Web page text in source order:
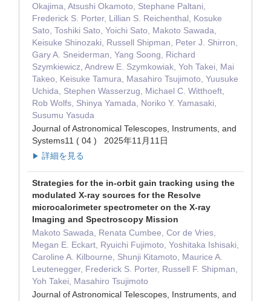
Okajima, Atsushi Okamoto, Stephane Paltani,
Frederick S. Porter, Lillian S. Reichenthal, Kosuke
Sato, Toshiki Sato, Yoichi Sato, Makoto Sawada,
Keisuke Shinozaki, Russell Shipman, Peter J. Shirron,
Gary A. Sneiderman, Yang Soong, Richard
Szymkiewicz, Andrew E. Szymkowiak, Yoh Takei, Mai
Takeo, Keisuke Tamura, Masahiro Tsujimoto, Yuusuke
Uchida, Stephen Wasserzug, Michael C. Witthoeft,
Rob Wolfs, Shinya Yamada, Noriko Y. Yamasaki,
Susumu Yasuda
Journal of Astronomical Telescopes, Instruments, and
Systems11 ( 04 ) 2025年11月11日
▶ 詳細を見る
Strategies for the in-orbit gain tracking using the
modulated X-ray sources for the Resolve
microcalorimeter spectrometer on the X-ray
Imaging and Spectroscopy Mission
Makoto Sawada, Renata Cumbee, Cor de Vries,
Megan E. Eckart, Ryuichi Fujimoto, Yoshitaka Ishisaki,
Caroline A. Kilbourne, Shunji Kitamoto, Maurice A.
Leutenegger, Frederick S. Porter, Russell F. Shipman,
Yoh Takei, Masahiro Tsujimoto
Journal of Astronomical Telescopes, Instruments, and